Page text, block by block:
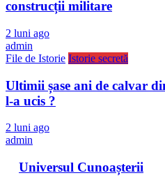
construcții militare
2 luni ago
admin
File de Istorie Istorie secretă
Ultimii șase ani de calvar
l-a ucis ?
2 luni ago
admin
Universul Cunoașterii